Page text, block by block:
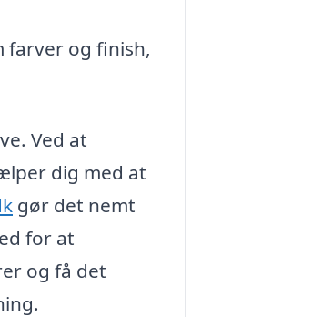
farver og finish,
Ved at
dig med at
gør det nemt
for at
og få det